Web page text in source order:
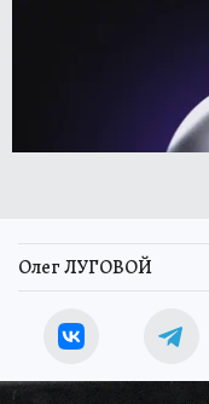
Олег ЛУГОВОЙ